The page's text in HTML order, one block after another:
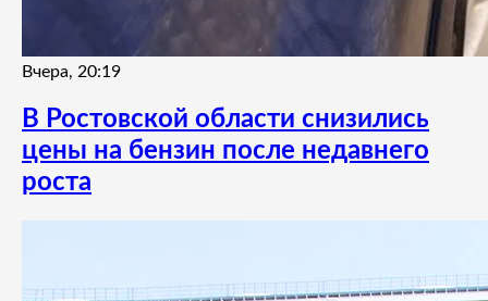
Вчера, 20:19
В Ростовской области снизились
цены на бензин после недавнего
роста